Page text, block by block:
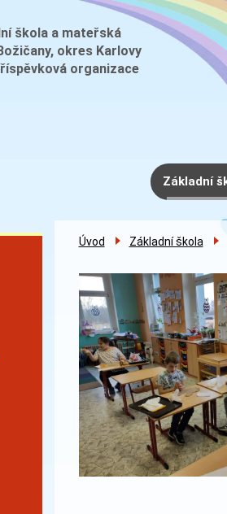
škola a mateřská
okres Karlovy
organizace
Menu
Základní
Úvod Základní škola